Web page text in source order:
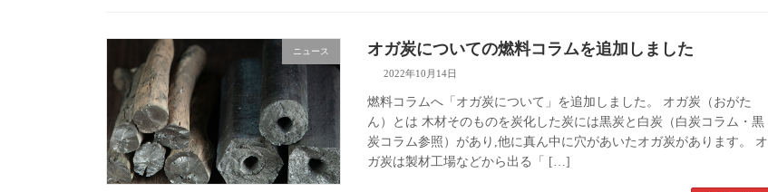
ニュース オガ炭についての燃料コラムを追加しました
2022年10月14日
燃料コラムへ「オガ炭について」を追加しました。 オガ炭（おがた
ん）とは 木材そのものを炭化した炭には黒炭と白炭（白炭コラム・黒
炭コラム参照）があり,他に真ん中に穴があいたオガ炭があります。 オ
ガ炭は製材工場などから出る「 […]